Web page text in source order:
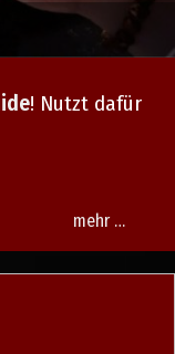
! Nutzt dafür
mehr …